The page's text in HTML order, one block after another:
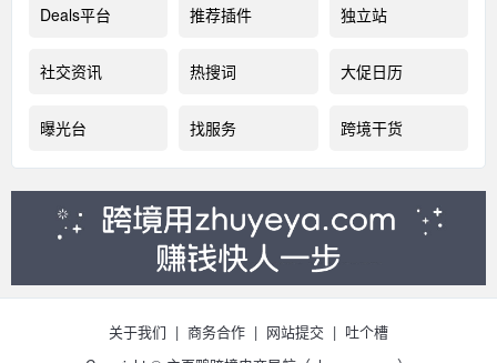
Deals平台 推荐插件 独立站
社交资讯 热搜词 大促日历
曝光台 找服务 跨境干货
关于我们 | 商务合作 | 网站提交 | 吐个槽